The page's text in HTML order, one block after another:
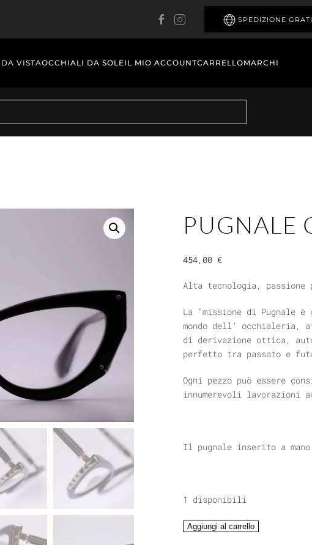
SPEDIZIONE
VISTAOCCHIALI DA SOLEIL MIO ACCOUNTCARRELLOMARCHI
PUGNALE
454,00 €
Alta tecnologia,
La “missione di Pugnale
mondo dell’ occhialeria,
di derivazione ottica,
perfetto tra passato e
Ogni pezzo può essere
innumerevoli lavorazioni
Il pugnale inserito a
1 disponibili
PUGNALE
Aggiungi al carrello